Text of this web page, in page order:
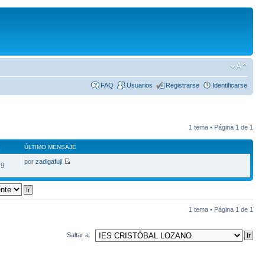
FAQ Usuarios Registrarse Identificarse
1 tema • Página 1 de 1
ÚLTIMO MENSAJE
porzadigafuji
1 tema • Página 1 de 1
Saltar a: